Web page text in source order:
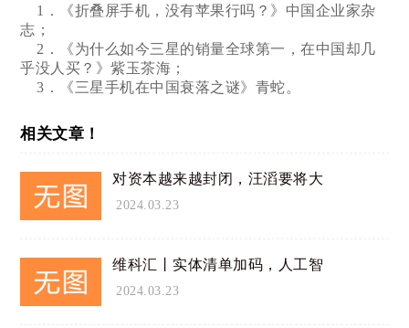
1．《折叠屏手机，没有苹果行吗？》中国企业家杂
志；
2．《为什么如今三星的销量全球第一，在中国却几
乎没人买？》紫玉茶海；
3．《三星手机在中国衰落之谜》青蛇。
相关文章！
对资本越来越封闭，汪滔要将大
2024.03.23
维科汇丨实体清单加码，人工智
2024.03.23